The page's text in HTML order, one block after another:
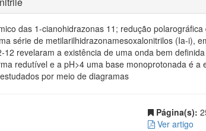
das 1-cianohidrazonas 11; redução
série de metilarilhidrazonamesoxalonitrilos (Ia-i),
12 revelaram a existência de uma onda bem
redutível e a pH>4 uma base monoprotonada é a
por meio de diagramas
Página(s):
Ver artigo